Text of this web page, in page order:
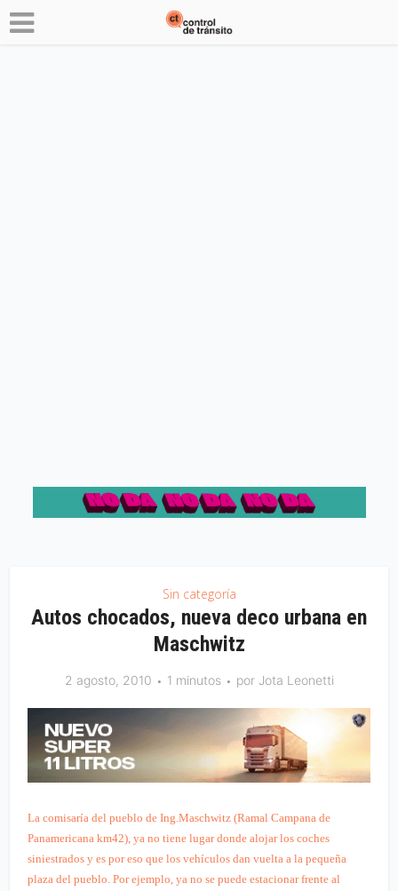
Sin categoría
Autos chocados, nueva deco urbana en
Maschwitz
2 agosto, 2010 1 minutos por Jota Leonetti
La comisaría del pueblo de Ing.Maschwitz (Ramal Campana de
Panamericana km42), ya no tiene lugar donde alojar los coches
siniestrados y es por eso que los vehículos dan vuelta a la pequeña
plaza del pueblo. Por ejemplo, ya no se puede estacionar frente al